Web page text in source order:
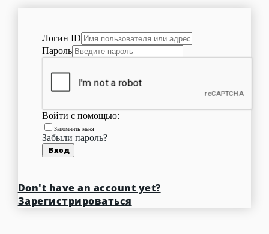
Логин ID
Пароль
Войти с помощью:
Запомнить меня
Забыли пароль?
Вход
Don't have an account yet?
Зарегистрироваться